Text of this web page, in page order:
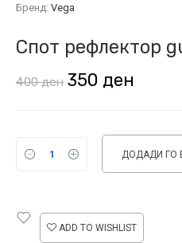
Бренд: Vega
Спот рефлектор
400ден Original
400 ден.
350 ден
is:
350
ДОДАДИ ГО
ADD TO WISHLIST